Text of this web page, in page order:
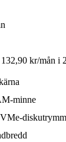
kr/mån i
minne